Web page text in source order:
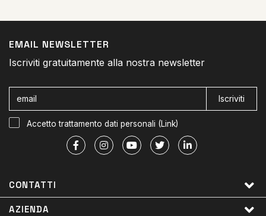
EMAIL NEWSLETTER
Iscriviti gratuitamente alla nostra newsletter
Iscriviti
Accetto trattamento dati personali (Link)
CONTATTI
AZIENDA